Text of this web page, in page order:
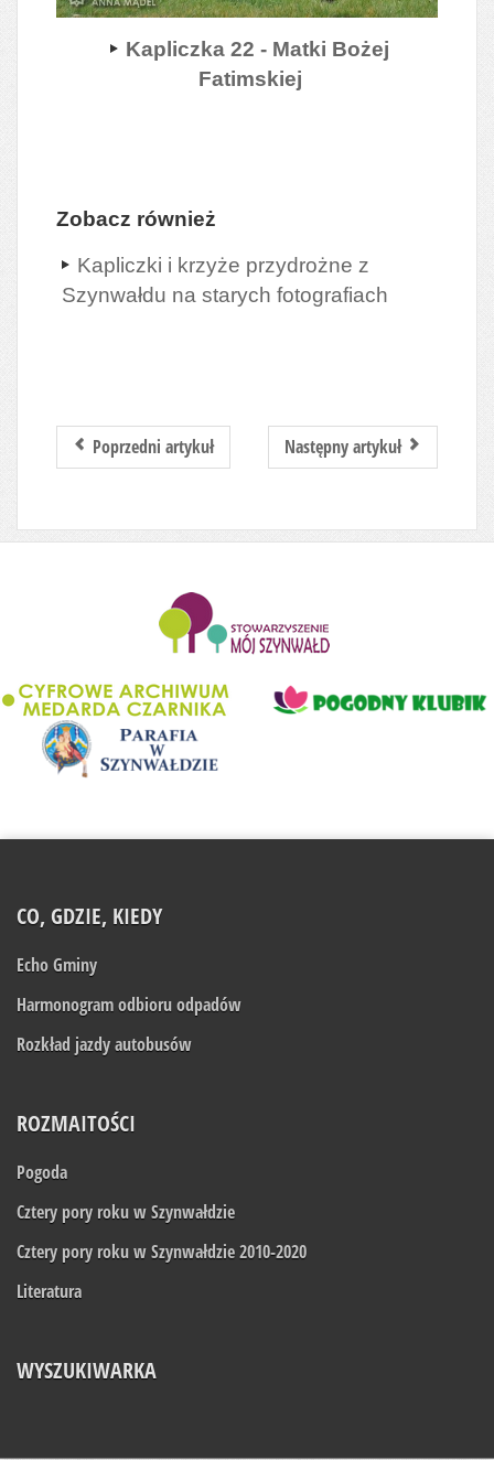
Kapliczka 22 - Matki Bożej
Fatimskiej
Zobacz również
Kapliczki i krzyże przydrożne z
Szynwałdu na starych fotografiach
Poprzedni artykuł Następny artykuł
CO, GDZIE, KIEDY
Echo Gminy
Harmonogram odbioru odpadów
Rozkład jazdy autobusów
ROZMAITOŚCI
Pogoda
Cztery pory roku w Szynwałdzie
Cztery pory roku w Szynwałdzie 2010-2020
Literatura
WYSZUKIWARKA